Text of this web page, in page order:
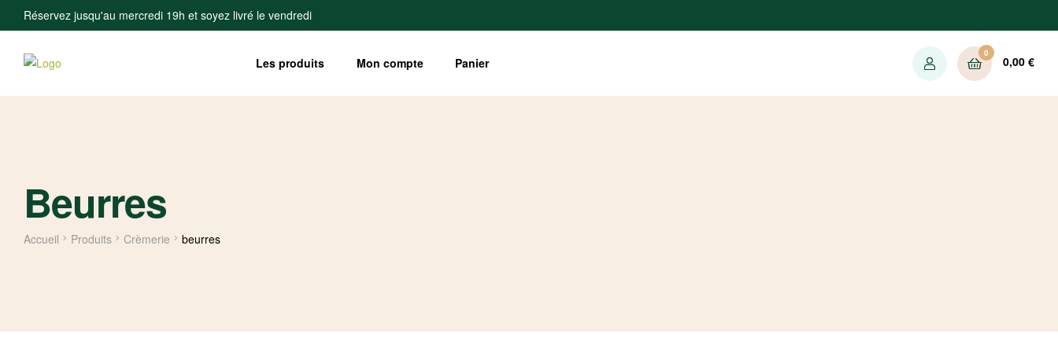
Réservez jusqu'au mercredi 19h et soyez livré le vendredi
Les produits Mon compte Panier
0
0,00 €
Beurres
Accueil Produits Crèmerie beurres